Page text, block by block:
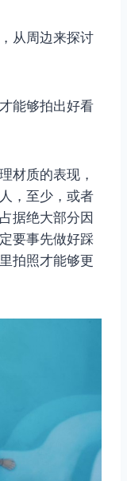
从周边来探讨
能够拍出好看
材质的表现，
，至少，或者
据绝大部分因
要事先做好踩
拍照才能够更